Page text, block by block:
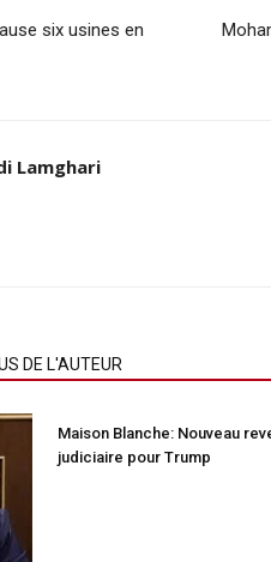
six usines en
Lamghari
DE L'AUTEUR
Maison Blanche: Nouveau
judiciaire pour Trump